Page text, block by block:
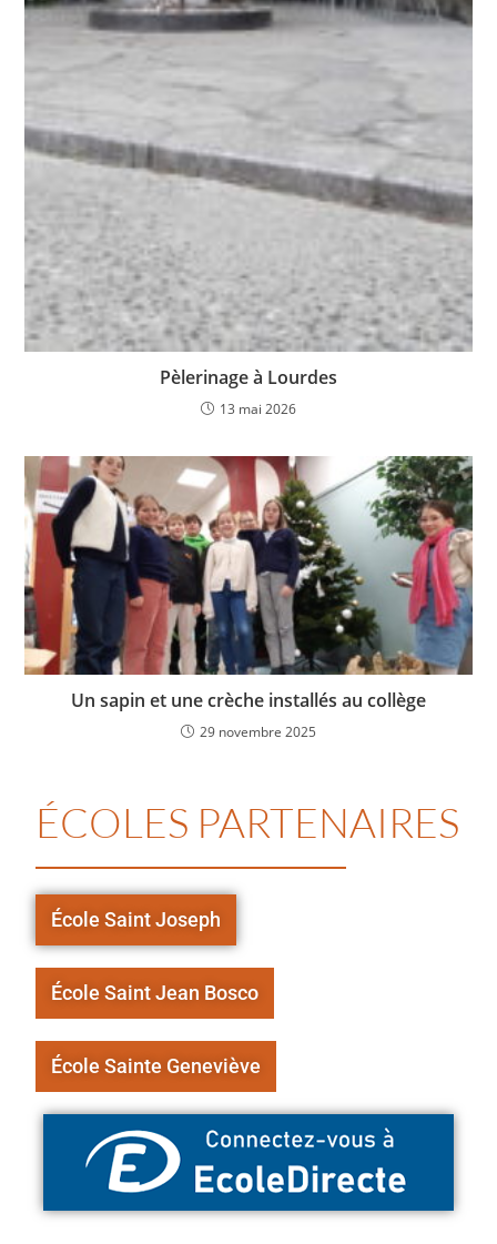
Pèlerinage à Lourdes
13 mai 2026
Un sapin et une crèche installés au collège
29 novembre 2025
ÉCOLES PARTENAIRES
École Saint Joseph
École Saint Jean Bosco
École Sainte Geneviève